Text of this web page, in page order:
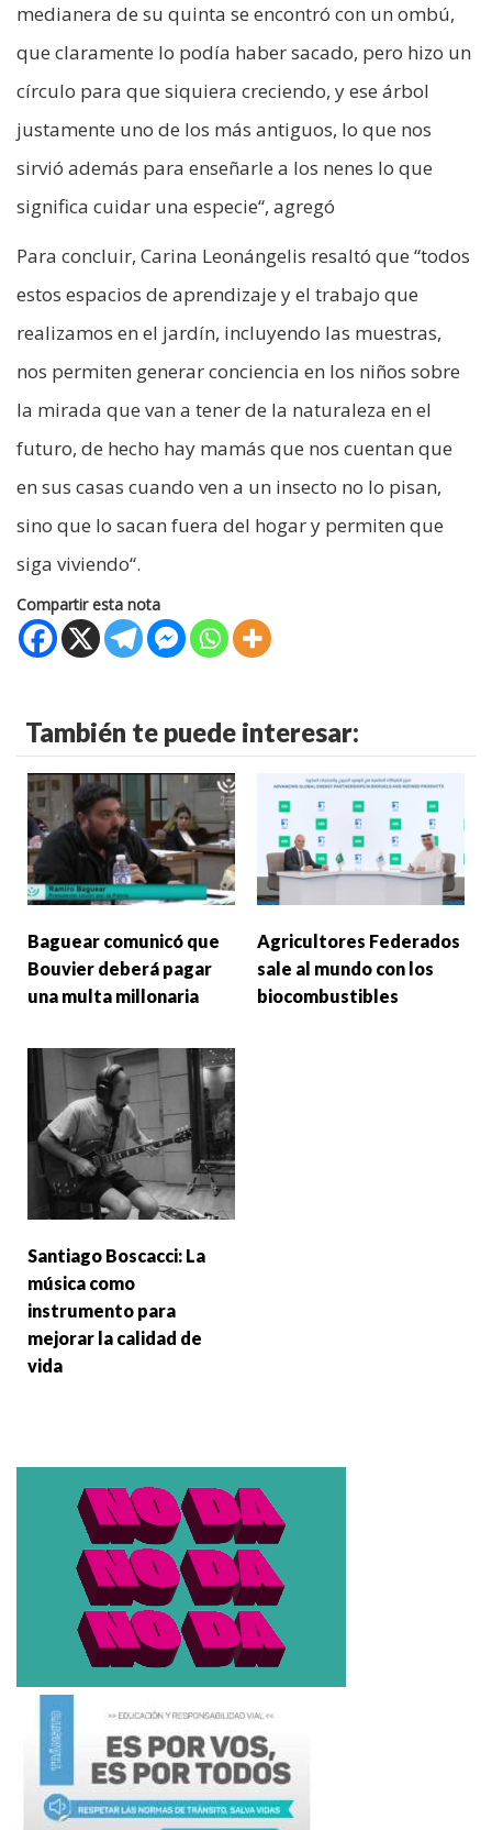
medianera de su quinta se encontró con un ombú,
que claramente lo podía haber sacado, pero hizo un
círculo para que siquiera creciendo, y ese árbol
justamente uno de los más antiguos, lo que nos
sirvió además para enseñarle a los nenes lo que
significa cuidar una especie“, agregó
Para concluir, Carina Leonángelis resaltó que “todos
estos espacios de aprendizaje y el trabajo que
realizamos en el jardín, incluyendo las muestras,
nos permiten generar conciencia en los niños sobre
la mirada que van a tener de la naturaleza en el
futuro, de hecho hay mamás que nos cuentan que
en sus casas cuando ven a un insecto no lo pisan,
sino que lo sacan fuera del hogar y permiten que
siga viviendo“.
Compartir esta nota
También te puede interesar:
Baguear comunicó que
Bouvier deberá pagar
una multa millonaria
Agricultores Federados
sale al mundo con los
biocombustibles
Santiago Boscacci: La
música como
instrumento para
mejorar la calidad de
vida